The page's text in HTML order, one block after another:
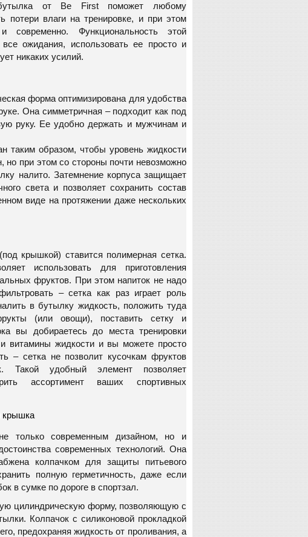
от Be First поможет любому
потери влаги на тренировке, и при этом
современно. Функциональность этой
ожидания, использовать ее просто и
никаких усилий.
форма оптимизирована для удобства
Она симметричная – подходит как под
руку. Ее удобно держать и мужчинам и
таким образом, чтобы уровень жидкости
при этом со стороны почти невозможно
налито. Затемнение корпуса защищает
света и позволяет сохранить состав
виде на протяжении даже нескольких
крышкой) ставится полимерная сетка.
использовать для приготовления
фруктов. При этом напиток не надо
– сетка как раз играет роль
в бутылку жидкость, положить туда
(или овощи), поставить сетку и
вы добираетесь до места тренировки
витамины жидкости и вы можете просто
– сетка не позволит кусочкам фруктов
Такой удобный элемент позволяет
ассортимент ваших спортивных
крышка
только современным дизайном, но и
современных технологий. Она
колпачком для защиты питьевого
полную герметичность, даже если
в сумке по дороге в спортзал.
цилиндрическую форму, позволяющую с
Колпачок с силиконовой прокладкой
предохраняя жидкость от проливания, а